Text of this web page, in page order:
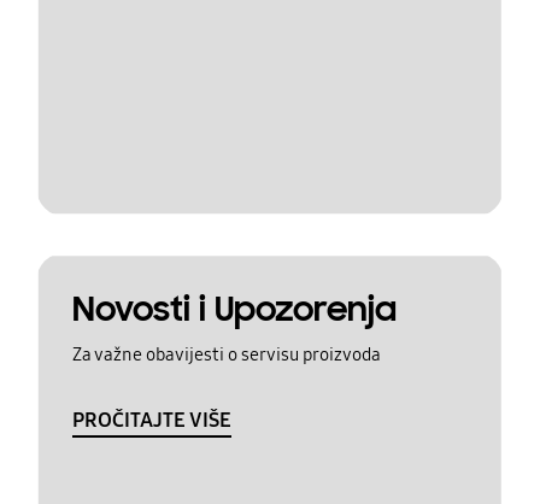
Novosti i Upozorenja
Za važne obavijesti o servisu proizvoda
PROČITAJTE VIŠE